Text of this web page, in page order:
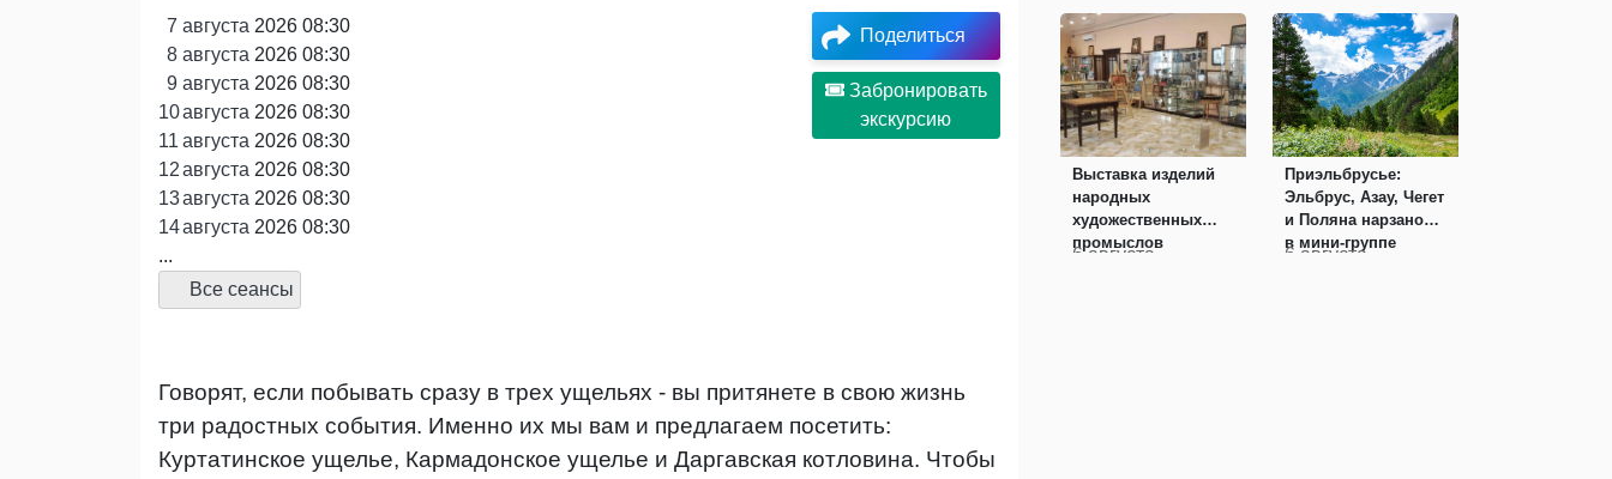
7 августа 2026 08:30
8 августа 2026 08:30
9 августа 2026 08:30
10августа 2026 08:30
11 августа 2026 08:30
12августа 2026 08:30
13августа 2026 08:30
14августа 2026 08:30
...
Все сеансы
Поделиться
Забронировать
экскурсию
Говорят, если побывать сразу в трех ущельях - вы притянете в свою жизнь
три радостных события. Именно их мы вам и предлагаем посетить:
Куртатинское ущелье, Кармадонское ущелье и Даргавская котловина. Чтобы
группе
Выставка изделий
народных
художественных
промыслов
6 августа
Приэльбрусье:
Эльбрус, Азау, Чегет
и Поляна нарзанов
в мини-группе
6 августа